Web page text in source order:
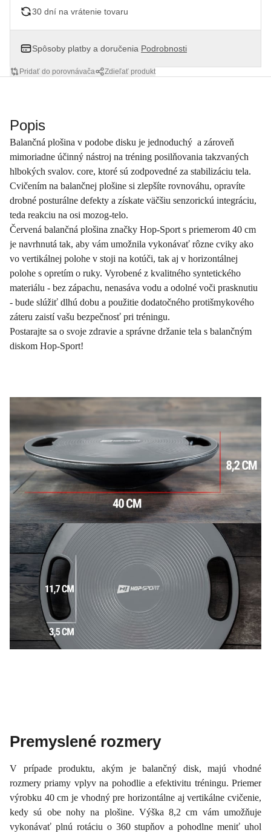
30 dní na vrátenie tovaru
Spôsoby platby a doručenia Podrobnosti
Pridať do porovnávača Zdieľať produkt
Popis
Balančná plošina v podobe disku je jednoduchý a zároveň
mimoriadne účinný nástroj na tréning posilňovania takzvaných
hlbokých svalov. core, ktoré sú zodpovedné za stabilizáciu tela.
Cvičením na balančnej plošine si zlepšíte rovnováhu, opravíte
drobné posturálne defekty a získate väčšiu senzorickú integráciu,
teda reakciu na osi mozog-telo.
Červená balančná plošina značky Hop-Sport s priemerom 40 cm
je navrhnutá tak, aby vám umožnila vykonávať rôzne cviky ako
vo vertikálnej polohe v stoji na kotúči, tak aj v horizontálnej
polohe s opretím o ruky. Vyrobené z kvalitného syntetického
materiálu - bez zápachu, nenasáva vodu a odolné voči prasknutiu
- bude slúžiť dlhú dobu a použitie dodatočného protišmykového
záteru zaistí vašu bezpečnosť pri tréningu.
Postarajte sa o svoje zdravie a správne držanie tela s balančným
diskom Hop-Sport!
Premyslené rozmery
V prípade produktu, akým je balančný disk, majú vhodné
rozmery priamy vplyv na pohodlie a efektivitu tréningu. Priemer
výrobku 40 cm je vhodný pre horizontálne aj vertikálne cvičenie,
kedy sú obe nohy na plošine. Výška 8,2 cm vám umožňuje
vykonávať plnú rotáciu o 360 stupňov a pohodlne meniť uhol